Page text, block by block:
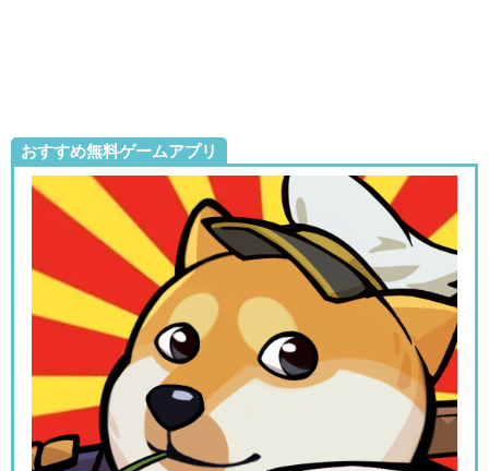
おすすめ無料ゲームアプリ